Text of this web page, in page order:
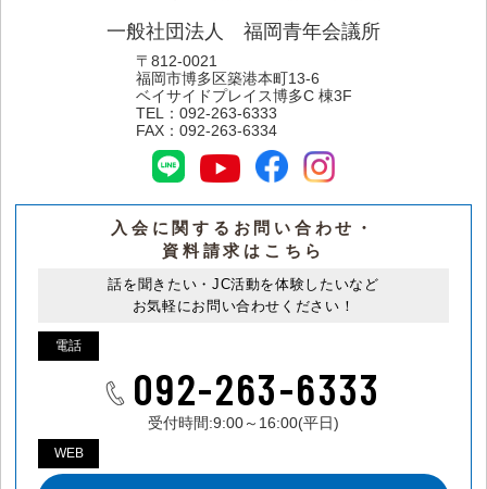
一般社団法人 福岡青年会議所
〒812-0021
福岡市博多区築港本町13-6
ベイサイドプレイス博多C 棟3F
TEL： 092-263-6333
FAX： 092-263-6334
入会に関するお問い合わせ・
資料請求はこちら
話を聞きたい・JC活動を体験したいなど
お気軽にお問い合わせください！
電話
092-263-6333
受付時間:9:00～16:00(平日)
WEB